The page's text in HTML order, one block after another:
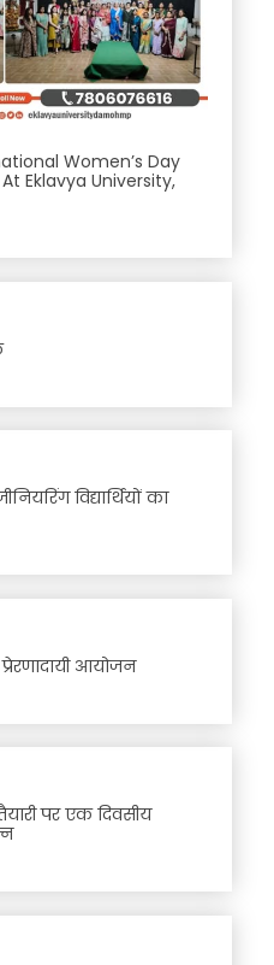
Women’s Day
Eklavya University,
विद्यार्थियों का
प्रेरणादायी आयोजन
पर एक दिवसीय